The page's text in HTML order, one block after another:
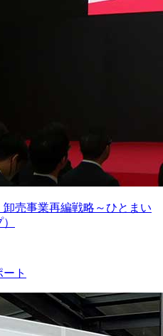
売事業再編戦略～ひとまい
ト